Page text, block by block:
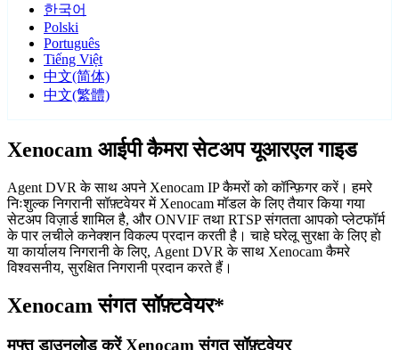
한국어
Polski
Português
Tiếng Việt
中文(简体)
中文(繁體)
Xenocam आईपी कैमरा सेटअप यूआरएल गाइड
Agent DVR के साथ अपने Xenocam IP कैमरों को कॉन्फ़िगर करें। हमरे
निःशुल्क निगरानी सॉफ़्टवेयर में Xenocam मॉडल के लिए तैयार किया गया
सेटअप विज़ार्ड शामिल है, और ONVIF तथा RTSP संगतता आपको प्लेटफॉर्म
के पार लचीले कनेक्शन विकल्प प्रदान करती है। चाहे घरेलू सुरक्षा के लिए हो
या कार्यालय निगरानी के लिए, Agent DVR के साथ Xenocam कैमरे
विश्वसनीय, सुरक्षित निगरानी प्रदान करते हैं।
Xenocam संगत सॉफ़्टवेयर*
मुफ्त डाउनलोड करें Xenocam संगत सॉफ़्टवेयर